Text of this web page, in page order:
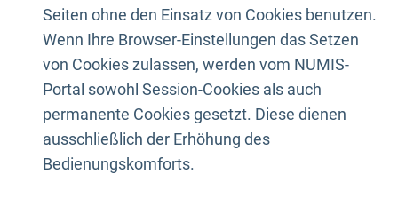
Seiten ohne den Einsatz von Cookies benutzen.
Wenn Ihre Browser-Einstellungen das Setzen
von Cookies zulassen, werden vom NUMIS-
Portal sowohl Session-Cookies als auch
permanente Cookies gesetzt. Diese dienen
ausschließlich der Erhöhung des
Bedienungskomforts.